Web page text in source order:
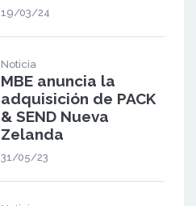
19/03/24
Noticia
MBE anuncia la
adquisición de PACK
& SEND Nueva
Zelanda
31/05/23